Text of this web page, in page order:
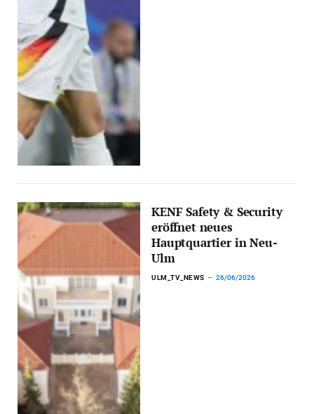
KENF Safety & Security
eröffnet neues
Hauptquartier in Neu-
Ulm
ULM_TV_NEWS 26/06/2026